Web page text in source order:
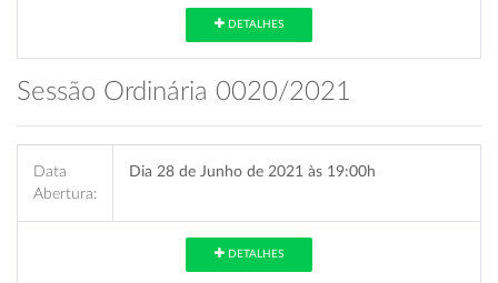
DETALHES
Sessão Ordinária 0020/2021
Data
Abertura:
Dia 28 de Junho de 2021 às 19:00h
DETALHES